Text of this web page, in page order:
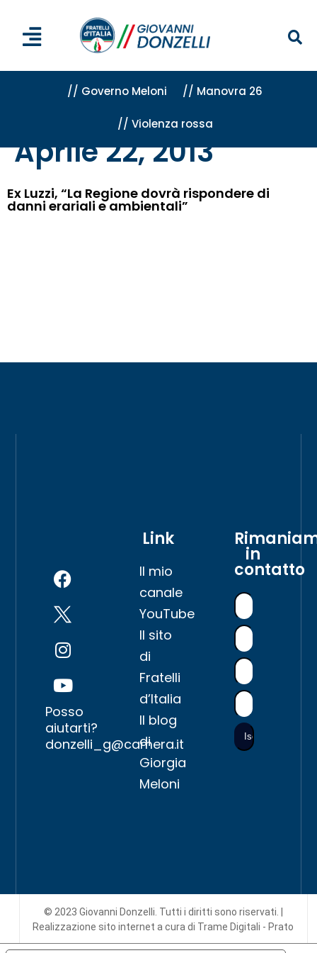
// Governo Meloni // Manovra 26
// Violenza rossa
Archivi per 22 Aprile 2013
Aprile 22, 2013
Ex Luzzi, “La Regione dovrà rispondere di
danni erariali e ambientali”
Posso
aiutarti?
donzelli_g@camera.it
Link
Il mio
canale
YouTube
Il sito
di
Fratelli
d’Italia
Il blog
di
Giorgia
Meloni
in
contatto
© 2023 Giovanni Donzelli. Tutti i diritti sono riservati. |
Realizzazione sito interneta cura di Trame Digitali - Prato